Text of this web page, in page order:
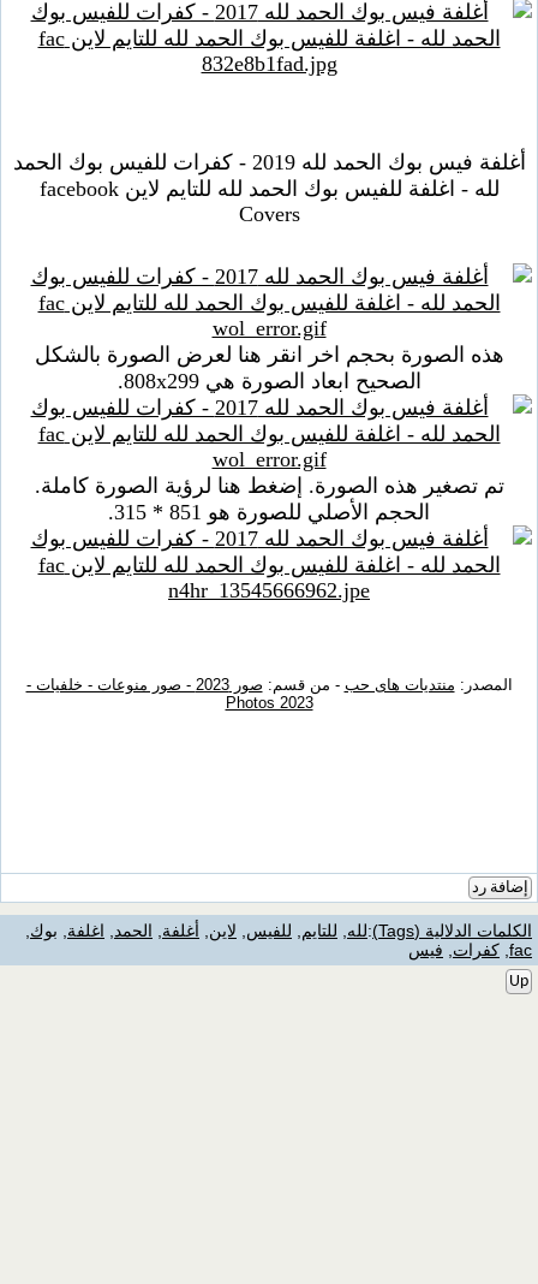
أغلفة فيس بوك الحمد لله 2019 - كفرات للفيس بوك الحمد
لله - اغلفة للفيس بوك الحمد لله للتايم لاين facebook
Covers
هذه الصورة بحجم اخر انقر هنا لعرض الصورة بالشكل
الصحيح ابعاد الصورة هي 808x299.
تم تصغير هذه الصورة. إضغط هنا لرؤية الصورة كاملة.
الحجم الأصلي للصورة هو 851 * 315.
المصدر: منتديات هاى حب - من قسم:
صور 2023 - صور منوعات - خلفيات -
Photos 2023
إضافة رد
الكلمات الدلالية (Tags) :لله, للتايم, للفيس, لاين, أغلفة, الحمد, اغلفة, بوك,
fac
, كفرات, فيس
Up